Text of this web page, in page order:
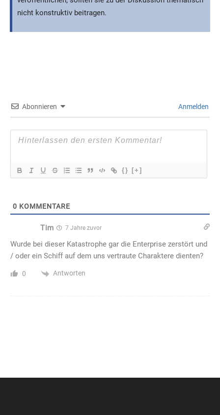
nicht konstruktiv beitragen.
Abonnieren Anmelden
{} [+]
0 KOMMENTARE
Tim 7 Jahre zuvor
Wurde bei dieser Katastrophe gar die Enterprise zerstört und
/ oder ein Schiff auf dem uns vertraute Charaktere dienten?
0 Antworten